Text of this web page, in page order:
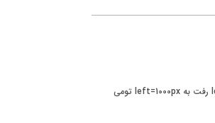
سلام خسته نباشید من میخوام وقنی انیمیشنم رو ساختم مثلا از left = 0 رفت به left=1000px تومی